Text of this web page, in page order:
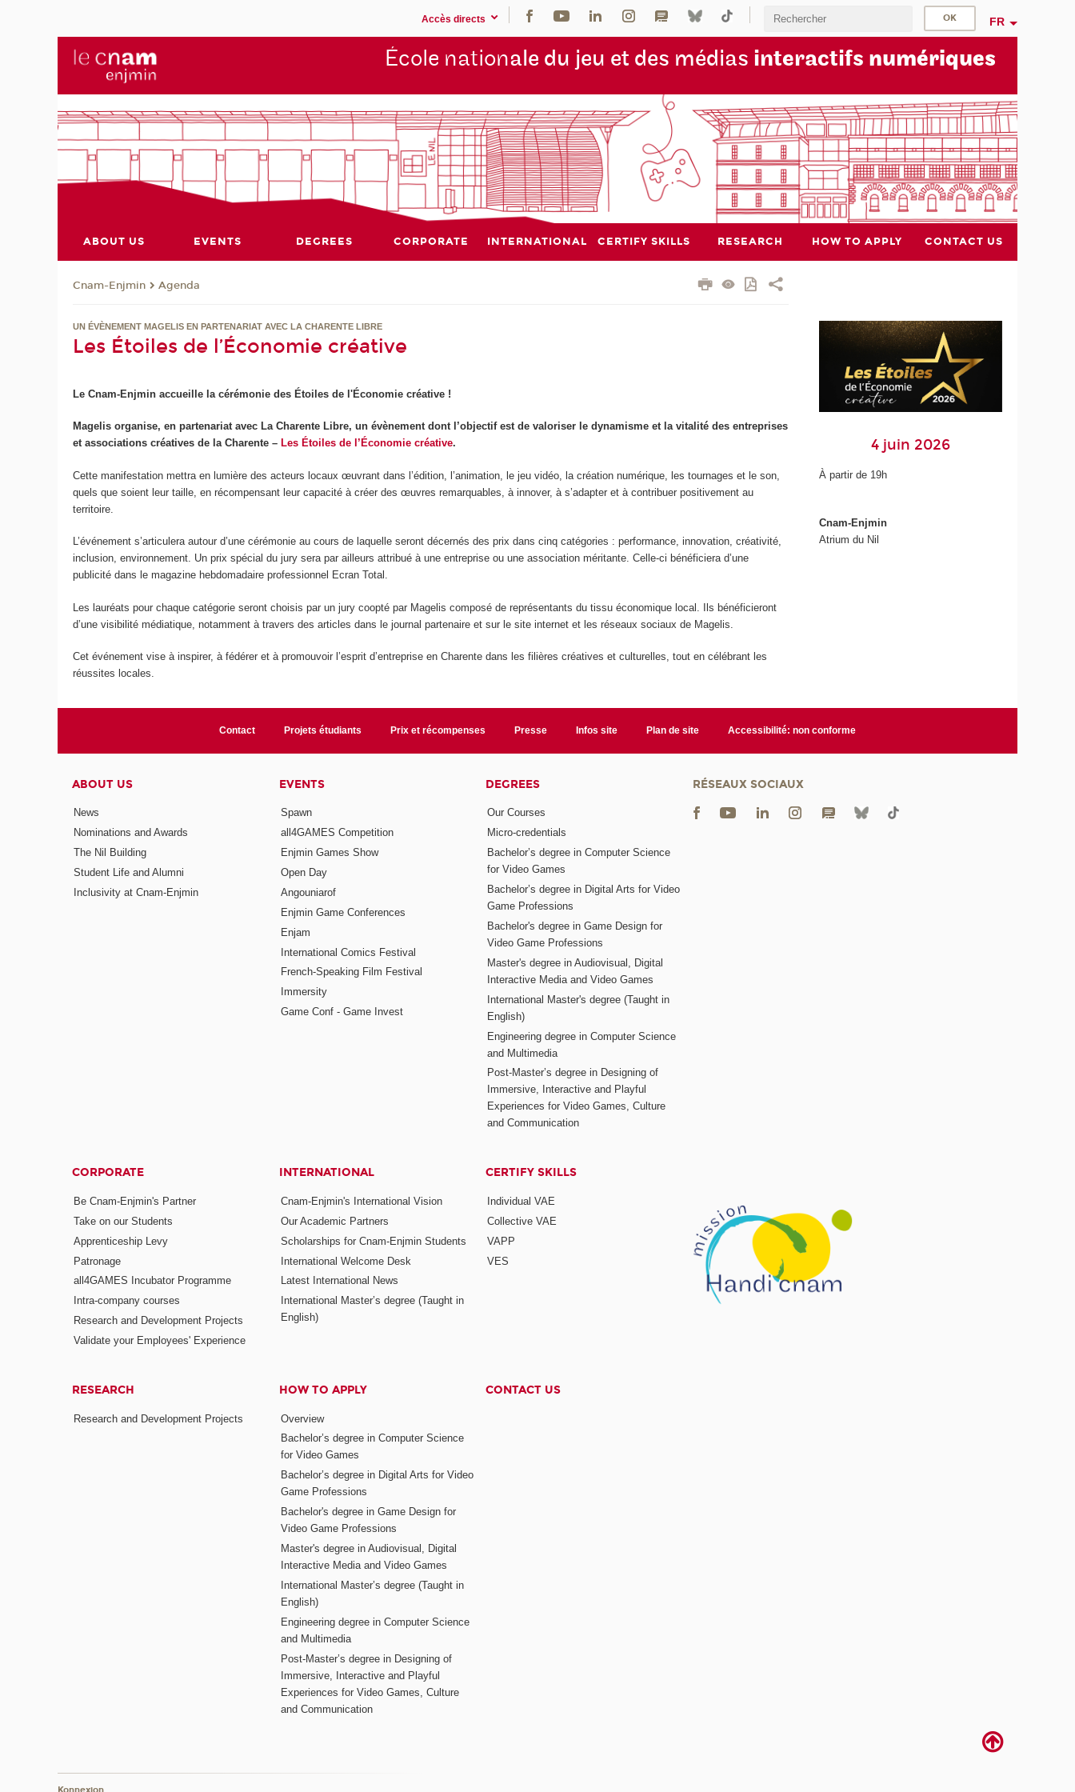
Accès directs FR
École nationale du jeu et des médias interactifs numériques
ABOUT US EVENTS DEGREES CORPORATE INTERNATIONAL CERTIFY SKILLS RESEARCH HOW TO APPLY CONTACT US
Cnam-Enjmin Agenda
UN ÉVÈNEMENT MAGELIS EN PARTENARIAT AVEC LA CHARENTE LIBRE
Les Étoiles de l’Économie créative
Le Cnam-Enjmin accueille la cérémonie des Étoiles de l'Économie créative !
Magelis organise, en partenariat avec La Charente Libre, un évènement dont l’objectif est de valoriser le dynamisme et la vitalité des entreprises
et associations créatives de la Charente – Les Étoiles de l’Économie créative.
Cette manifestation mettra en lumière des acteurs locaux œuvrant dans l’édition, l’animation, le jeu vidéo, la création numérique, les tournages et le son,
quels que soient leur taille, en récompensant leur capacité à créer des œuvres remarquables, à innover, à s’adapter et à contribuer positivement au
territoire.
L’événement s’articulera autour d’une cérémonie au cours de laquelle seront décernés des prix dans cinq catégories : performance, innovation, créativité,
inclusion, environnement. Un prix spécial du jury sera par ailleurs attribué à une entreprise ou une association méritante. Celle-ci bénéficiera d’une
publicité dans le magazine hebdomadaire professionnel Ecran Total.
Les lauréats pour chaque catégorie seront choisis par un jury coopté par Magelis composé de représentants du tissu économique local. Ils bénéficieront
d’une visibilité médiatique, notamment à travers des articles dans le journal partenaire et sur le site internet et les réseaux sociaux de Magelis.
Cet événement vise à inspirer, à fédérer et à promouvoir l’esprit d’entreprise en Charente dans les filières créatives et culturelles, tout en célébrant les
réussites locales.
4 juin 2026
À partir de 19h
Cnam-Enjmin
Atrium du Nil
Contact Projets étudiants Prix et récompenses Presse Infos site Plan de site Accessibilité: non conforme
ABOUT US
News
Nominations and Awards
The Nil Building
Student Life and Alumni
Inclusivity at Cnam-Enjmin
EVENTS
Spawn
all4GAMES Competition
Enjmin Games Show
Open Day
Angouniarof
Enjmin Game Conferences
Enjam
International Comics Festival
French-Speaking Film Festival
Immersity
Game Conf - Game Invest
DEGREES
Our Courses
Micro-credentials
Bachelor’s degree in Computer Science
for Video Games
Bachelor’s degree in Digital Arts for Video
Game Professions
Bachelor's degree in Game Design for
Video Game Professions
Master's degree in Audiovisual, Digital
Interactive Media and Video Games
International Master's degree (Taught in
English)
Engineering degree in Computer Science
and Multimedia
Post-Master’s degree in Designing of
Immersive, Interactive and Playful
Experiences for Video Games, Culture
and Communication
CORPORATE
Be Cnam-Enjmin's Partner
Take on our Students
Apprenticeship Levy
Patronage
all4GAMES Incubator Programme
Intra-company courses
Research and Development Projects
Validate your Employees' Experience
INTERNATIONAL
Cnam-Enjmin's International Vision
Our Academic Partners
Scholarships for Cnam-Enjmin Students
International Welcome Desk
Latest International News
International Master’s degree (Taught in
English)
CERTIFY SKILLS
Individual VAE
Collective VAE
VAPP
VES
RESEARCH
Research and Development Projects
HOW TO APPLY
Overview
Bachelor’s degree in Computer Science
for Video Games
Bachelor’s degree in Digital Arts for Video
Game Professions
Bachelor's degree in Game Design for
Video Game Professions
Master's degree in Audiovisual, Digital
Interactive Media and Video Games
International Master’s degree (Taught in
English)
Engineering degree in Computer Science
and Multimedia
Post-Master’s degree in Designing of
Immersive, Interactive and Playful
Experiences for Video Games, Culture
and Communication
CONTACT US
RÉSEAUX SOCIAUX